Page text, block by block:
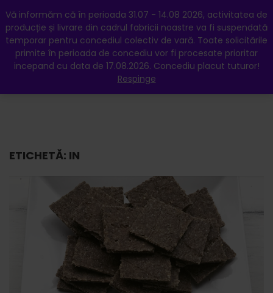
My Account Favorite Hartă
ETICHETĂ: IN
Vă informăm că în perioada 31.07 - 14.08 2026, activitatea de
producție și livrare din cadrul fabricii noastre va fi suspendată
temporar pentru concediul colectiv de vară. Toate solicitările
primite în perioada de concediu vor fi procesate prioritar
incepand cu data de 17.08.2026. Concediu placut tuturor!
Respinge